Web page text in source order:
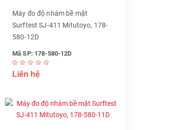
Máy đo độ nhám bề mặt
Surftest SJ-411 Mitutoyo, 178-
580-12D
Mã SP: 178-580-12D
Liên hệ